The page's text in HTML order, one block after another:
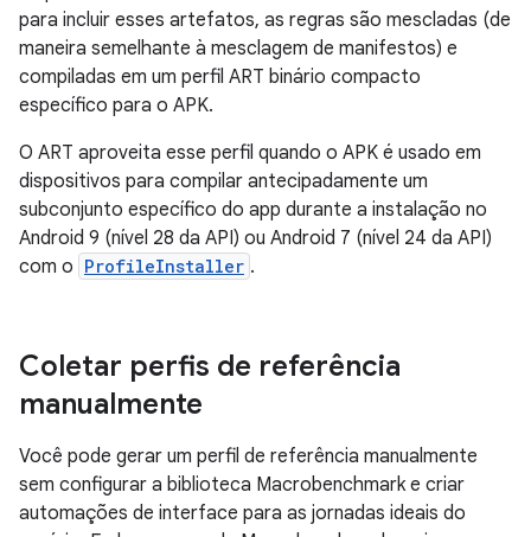
para incluir esses artefatos, as regras são mescladas (de
maneira semelhante à mesclagem de manifestos) e
compiladas em um perfil ART binário compacto
específico para o APK.
O ART aproveita esse perfil quando o APK é usado em
dispositivos para compilar antecipadamente um
subconjunto específico do app durante a instalação no
Android 9 (nível 28 da API) ou Android 7 (nível 24 da API)
com o ProfileInstaller .
Coletar perfis de referência
manualmente
Você pode gerar um perfil de referência manualmente
sem configurar a biblioteca Macrobenchmark e criar
automações de interface para as jornadas ideais do